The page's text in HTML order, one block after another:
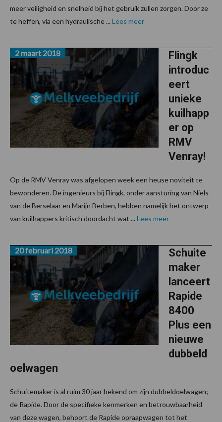
meer veiligheid en snelheid bij het gebruik zullen zorgen. Door ze
te heffen, via een hydraulische ... Lees meer
Flingk
introduc
eert
unieke
kuilhapp
er op
RMV
Venray!
2 maart 2018
Op de RMV Venray was afgelopen week een heuse noviteit te
bewonderen. De ingenieurs bij Flingk, onder aansturing van Niels
van de Berselaar en Marijn Berben, hebben namelijk het ontwerp
van kuilhappers kritisch doordacht wat ... Lees meer
Schuite
maker
lanceert
Rapide
8400
Plus een
nieuwe
dubbeld
oelwagen
20 februari 2018
Schuitemaker is al ruim 30 jaar bekend om zijn dubbeldoelwagen;
de Rapide. Door de specifieke kenmerken en betrouwbaarheid
van deze wagen, behoort de Rapide opraapwagen tot het